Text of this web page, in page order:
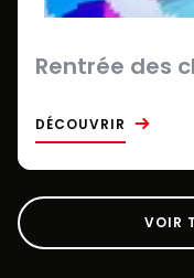
Rentrée des
DÉCOUVRIR
VOIR